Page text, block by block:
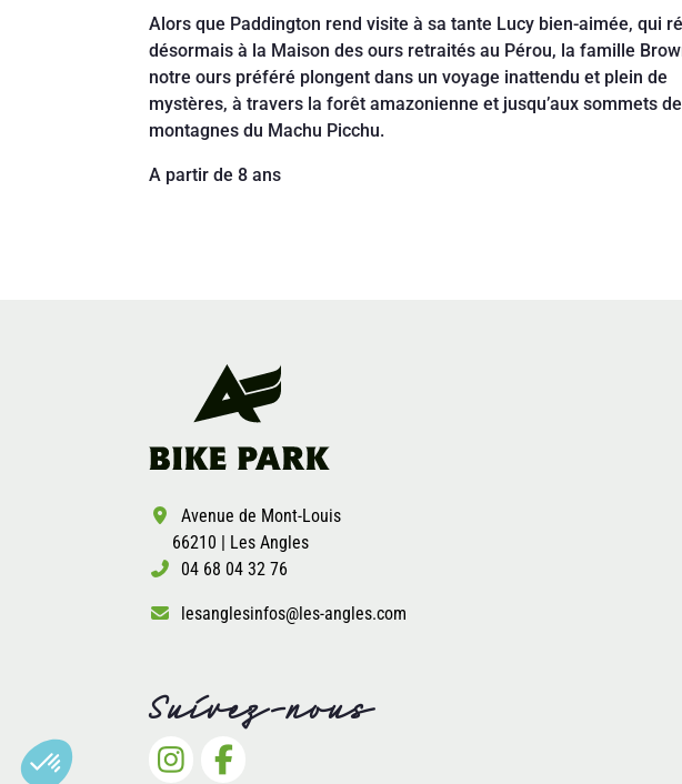
Plateforme de Gestion du Consentement : Personnalisez vos Options
Notre plateforme vous permet d'adapter et de gérer vos paramètres de
Alors que Paddington rend visite à sa tante Lucy bien-aimée, qui
désormais à la Maison des ours retraités au Pérou, la famille
notre ours préféré plongent dans un voyage inattendu et plein de
mystères, à travers la forêt amazonienne et jusqu’aux sommets
montagnes du Machu Picchu.
A partir de 8 ans
Avenue de Mont-Louis
66210 | Les Angles
04 68 04 32 76
lesanglesinfos@les-angles.com
Suivez-nous